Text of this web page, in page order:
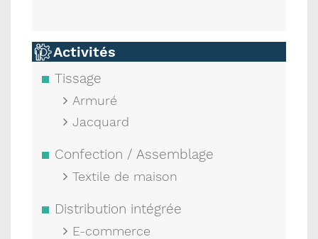
Activités
Tissage
Armuré
Jacquard
Confection / Assemblage
Textile de maison
Distribution intégrée
E-commerce